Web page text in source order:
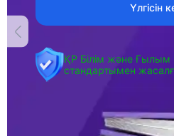
Үлгісін
ҚР Білім және Ғылым
стандартымен